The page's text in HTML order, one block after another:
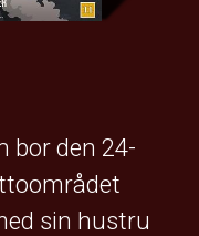
bor den 24-
sin hustru